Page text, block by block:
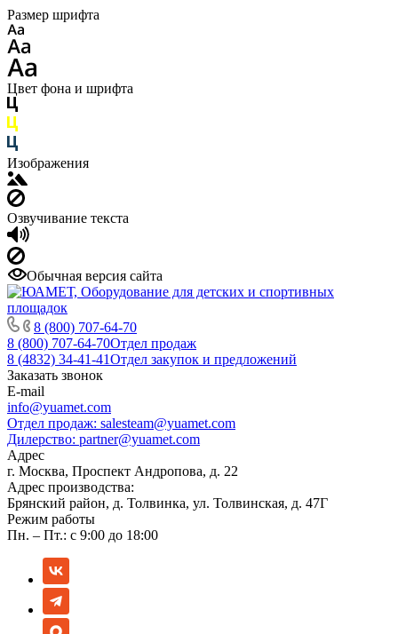
Размер шрифта
Цвет фона и шрифта
Изображения
Озвучивание текста
Обычная версия сайта
8 (800) 707-64-70
8 (800) 707-64-70Отдел продаж
8 (4832) 34-41-41Отдел закупок и предложений
Заказать звонок
E-mail
info@yuamet.com
Отдел продаж: salesteam@yuamet.com
Дилерство: partner@yuamet.com
Адрес
г. Москва, Проспект Андропова, д. 22
Адрес производства:
Брянский район, д. Толвинка, ул. Толвинская, д. 47Г
Режим работы
Пн. – Пт.: с 9:00 до 18:00